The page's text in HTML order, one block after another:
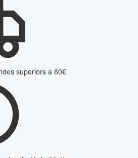
superiors a 60€